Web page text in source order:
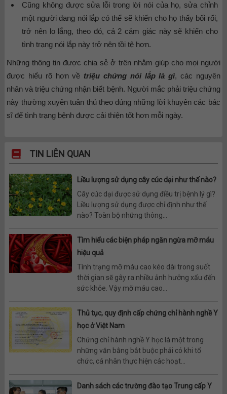
Cũng không được sửa lỗi trong lời nói của họ, sửa chỉnh
một người đang nói lắp có thể sẽ khiến cho họ thấy bối rối,
trở nên lo lắng, theo đó, cả 2 cảm giác này sẽ khiến cho
tình trạng nói lắp này trở nên tồi tệ hơn.
Những thông tin được chia sẻ ở trên nhằm giúp cho mọi người
được hiểu rõ hơn về triệu chứng nói lắp là gì, các nguyên
nhân và triệu chứng nhận biết bệnh. Người mắc phải triệu chứng
này thường xuyên tuân thủ theo đúng những lời khuyên các bác
sĩ để tình trạng bệnh được cải thiện tốt hơn mỗi ngày.
TIN LIÊN QUAN
Liều lượng sử dụng cây cúc dại như thế nào?
Cây cúc dại được sử dụng điều trị bệnh lý gì?
Liều lượng sử dụng được chỉ định như thế
nào? Toàn bộ những thông...
Tìm hiểu các biện pháp ngăn ngừa mỡ máu
hiệu quả
Tình trạng mỡ máu cao kéo dài trong suốt
thời gian sẽ gây ra nhiều ảnh hưởng xấu đến
sức khỏe. Vậy mỡ máu cao...
Thủ tục, quy định cấp chứng chỉ hành nghề Y
học ở Việt Nam
Chứng chỉ hành nghề Y học là một trong
những văn bằng bắt buộc phải có khi tổ
chức, cá nhân thực hiện các hoạt...
Danh sách các trường đào tạo Trung cấp Y